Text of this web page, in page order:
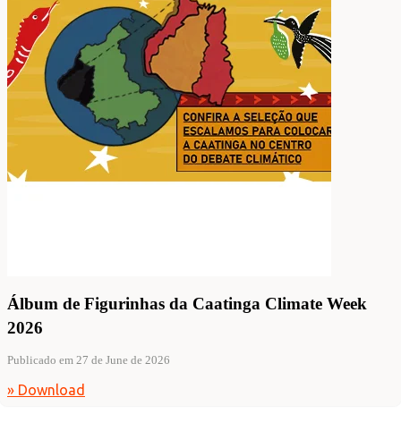
Álbum de Figurinhas da Caatinga Climate Week
2026
Publicado em 27 de June de 2026
» Download